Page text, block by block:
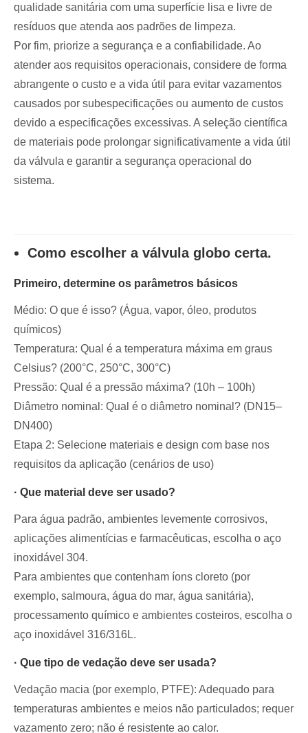
qualidade sanitária com uma superfície lisa e livre de
resíduos que atenda aos padrões de limpeza.
Por fim, priorize a segurança e a confiabilidade. Ao
atender aos requisitos operacionais, considere de forma
abrangente o custo e a vida útil para evitar vazamentos
causados ​​por subespecificações ou aumento de custos
devido a especificações excessivas. A seleção científica
de materiais pode prolongar significativamente a vida útil
da válvula e garantir a segurança operacional do
sistema.
Como escolher a válvula globo certa.
Primeiro, determine os parâmetros básicos
Médio: O que é isso? (Água, vapor, óleo, produtos
químicos)
Temperatura: Qual é a temperatura máxima em graus
Celsius? (200°C, 250°C, 300°C)
Pressão: Qual é a pressão máxima? (10h – 100h)
Diâmetro nominal: Qual é o diâmetro nominal? (DN15–
DN400)
Etapa 2: Selecione materiais e design com base nos
requisitos da aplicação (cenários de uso)
· Que material deve ser usado?
Para água padrão, ambientes levemente corrosivos,
aplicações alimentícias e farmacêuticas, escolha o aço
inoxidável 304.
Para ambientes que contenham íons cloreto (por
exemplo, salmoura, água do mar, água sanitária),
processamento químico e ambientes costeiros, escolha o
aço inoxidável 316/316L.
· Que tipo de vedação deve ser usada?
Vedação macia (por exemplo, PTFE): Adequado para
temperaturas ambientes e meios não particulados; requer
vazamento zero; não é resistente ao calor.